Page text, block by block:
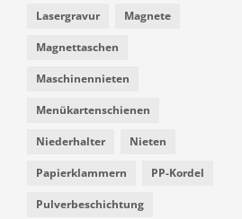
Lasergravur Magnete
Magnettaschen
Maschinennieten
Menükartenschienen
Niederhalter Nieten
Papierklammern PP-Kordel
Pulverbeschichtung